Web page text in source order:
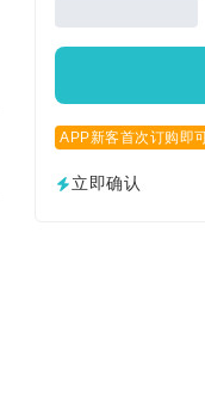
APP新客首次订购即
立即确认